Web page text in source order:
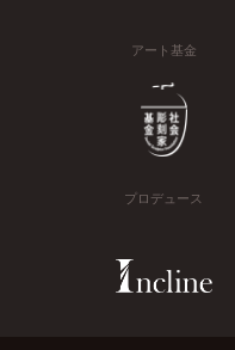
アート基金
プロデュース